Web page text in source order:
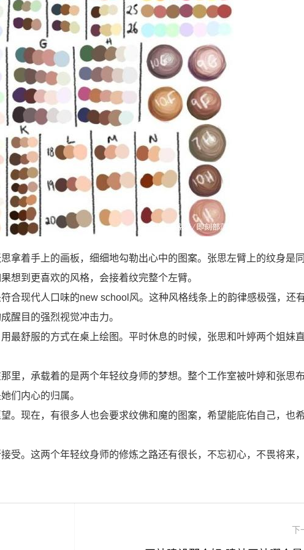
拿着手上的画板，细细地勾勒出心中的图案。张思左臂上的纹身是
想到更喜欢的风格，会接着纹完整个左臂。
合现代人口味的new school风。这种风格线条上的韵律感极强，还
醒目的强烈视觉冲击力。
最舒服的方式在桌上绘图。平时休息的时候，张思和叶婷两个姐妹
里，承载着的是两个年轻纹身师的梦想。整个工作室被叶婷和张思
们内心的归属。
。现在，有很多人也会要求纹佛和魔的图案，希望能庇佑自己，也
受。这两个年轻纹身师的修炼之路还有很长，不忘初心，不畏将来
下